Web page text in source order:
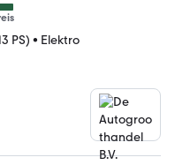
PS) • Elektro